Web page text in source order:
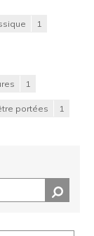
1
1
portées 1